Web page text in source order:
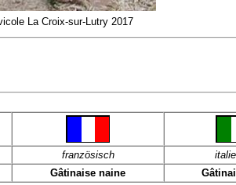
La Croix-sur-Lutry 2017
französisch
Gâtinaise naine